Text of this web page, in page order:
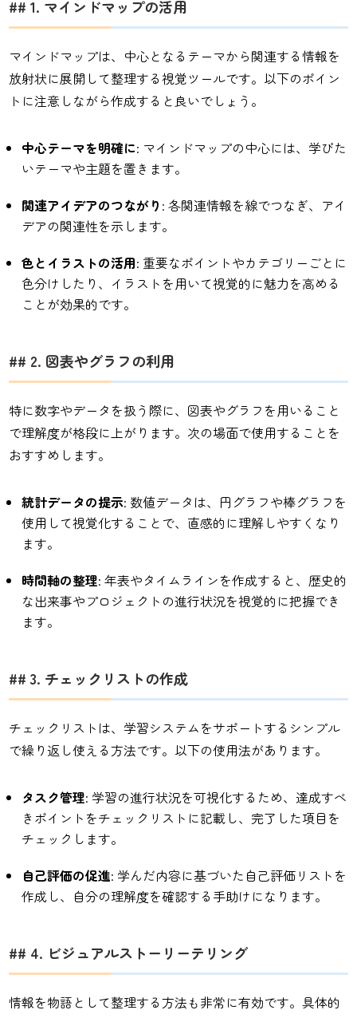
## 1. マインドマップの活用
マインドマップは、中心となるテーマから関連する情報を
放射状に展開して整理する視覚ツールです。以下のポイン
トに注意しながら作成すると良いでしょう。
中心テーマを明確に: マインドマップの中心には、学びた
いテーマや主題を置きます。
関連アイデアのつながり : 各関連情報を線でつなぎ、アイ
デアの関連性を示します。
色とイラストの活用: 重要なポイントやカテゴリーごとに
色分けしたり、イラストを用いて視覚的に魅力を高める
ことが効果的です。
## 2. 図表やグラフの利用
特に数字やデータを扱う際に、図表やグラフを用いること
で理解度が格段に上がります。次の場面で使用することを
おすすめします。
統計データの提示: 数値データは、円グラフや棒グラフを
使用して視覚化することで、直感的に理解しやすくなり
ます。
時間軸の整理: 年表やタイムラインを作成すると、歴史的
な出来事やプロジェクトの進行状況を視覚的に把握でき
ます。
## 3. チェックリストの作成
チェックリストは、学習システムをサポートするシンプル
で繰り返し使える方法です。以下の使用法があります。
タスク管理: 学習の進行状況を可視化するため、達成すべ
きポイントをチェックリストに記載し、完了した項目を
チェックします。
自己評価の促進: 学んだ内容に基づいた自己評価リストを
作成し、自分の理解度を確認する手助けになります。
## 4. ビジュアルストーリーテリング
情報を物語として整理する方法も非常に有効です。具体的